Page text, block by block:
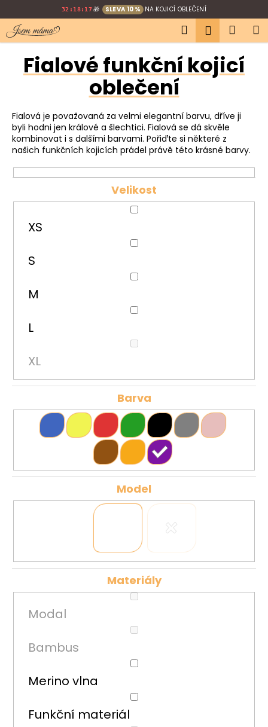
na
obsah
32:18:16 🎁 SLEVA 10 % NA KOJICÍ OBLEČENÍ
Hledat
košík
Fialové funkční kojicí
oblečení
Fialová je považovaná za velmi elegantní barvu, dříve ji
byli hodni jen králové a šlechtici. Fialová se dá skvěle
kombinovat i s dalšími barvami. Pořiďte si některé z
našich funkčních kojicích prádel právě této krásné barvy.
Velikost
XS
S
M
L
XL
Barva
Model
Materiály
Modal
Bambus
Merino vlna
Funkční materiál
o
š Zpět
Zpět
o
t
ř
e
b
j
o
o
j
m